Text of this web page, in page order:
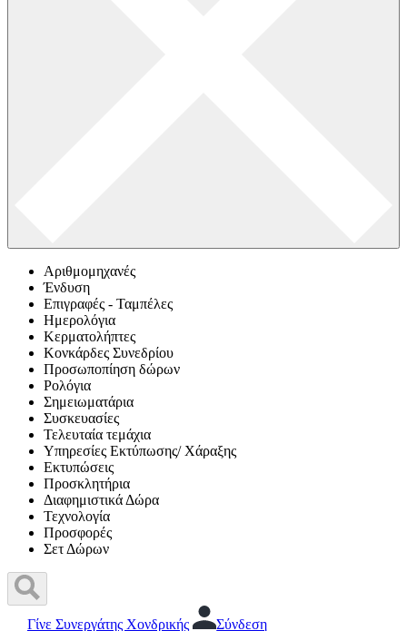
Αριθμομηχανές
Ένδυση
Επιγραφές - Ταμπέλες
Ημερολόγια
Κερματολήπτες
Κονκάρδες Συνεδρίου
Προσωποπίηση δώρων
Ρολόγια
Σημειωματάρια
Συσκευασίες
Τελευταία τεμάχια
Υπηρεσίες Εκτύπωσης/ Χάραξης
Εκτυπώσεις
Προσκλητήρια
Διαφημιστικά Δώρα
Τεχνολογία
Προσφορές
Σετ Δώρων
Γίνε Συνεργάτης Χονδρικής Σύνδεση